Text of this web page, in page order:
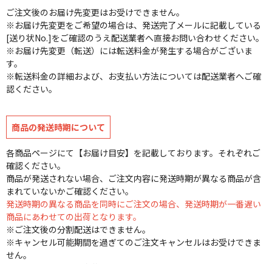
ご注文後のお届け先変更はお受けできません。
※お届け先変更をご希望の場合は、発送完了メールに記載している
[送り状No.]をご確認のうえ配送業者へ直接お問い合わせください。
※お届け先変更（転送）には転送料金が発生する場合がございま
す。
※転送料金の詳細および、お支払い方法については配送業者へご確
認ください。
商品の発送時期について
各商品ページにて【お届け目安】を記載しております。それぞれご
確認ください。
商品が発送されない場合、ご注文内容に発送時期が異なる商品が含
まれていないかご確認ください。
発送時期の異なる商品を同時にご注文の場合、発送時期が一番遅い
商品にあわせての出荷となります。
※ご注文後の分割配送はできません。
※キャンセル可能期間を過ぎてのご注文キャンセルはお受けできま
せん。